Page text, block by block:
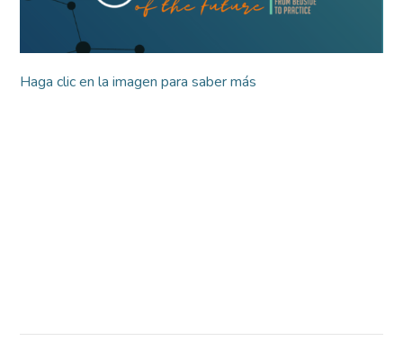
Haga clic en la imagen para saber más